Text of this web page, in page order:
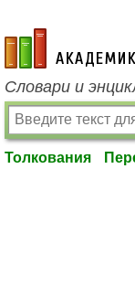
academic.ru
Словари и
Толкования